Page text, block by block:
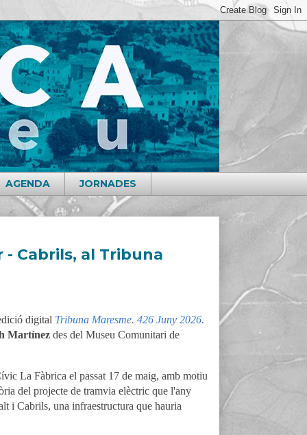
AGENDA JORNADES
Cabrils, al Tribuna
digital Tribuna Maresme. 426 Juny 2026.
Martínez des del Museu Comunitari de
La Fàbrica el passat 17 de maig, amb motiu
del projecte de tramvia elèctric que l'any
i Cabrils, una infraestructura que hauria